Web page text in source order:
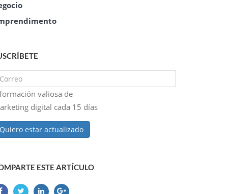
valiosa de
digital cada 15 días
Quiero estar actualizado
ESTE ARTÍCULO